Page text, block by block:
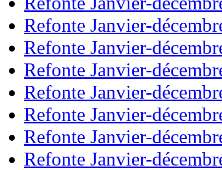
Refonte Janvier-
Refonte Janvier-
Refonte Janvier-
Refonte Janvier-
Refonte Janvier-
Refonte Janvier-
Refonte Janvier-